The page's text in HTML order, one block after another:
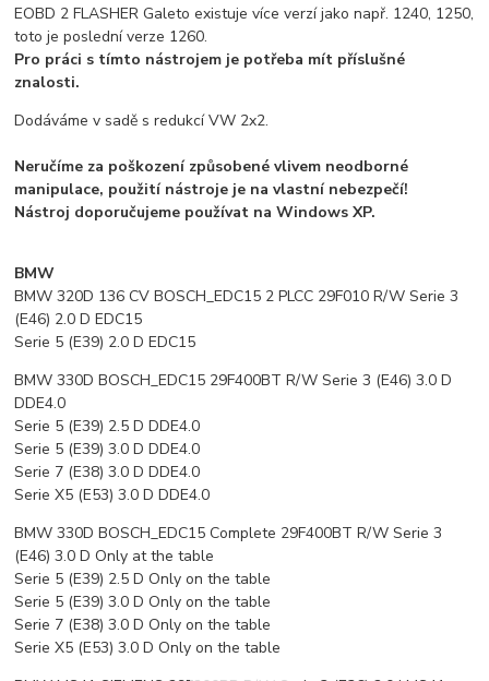
EOBD 2 FLASHER Galeto existuje více verzí jako např. 1240, 1250,
toto je poslední verze 1260.
Pro práci s tímto nástrojem je potřeba mít příslušné
znalosti.
Dodáváme v sadě s redukcí VW 2x2.
Neručíme za poškození způsobené vlivem neodborné
manipulace, použití nástroje je na vlastní nebezpečí!
Nástroj doporučujeme používat na Windows XP.
BMW
BMW 320D 136 CV BOSCH_EDC15 2 PLCC 29F010 R/W Serie 3
(E46) 2.0 D EDC15
Serie 5 (E39) 2.0 D EDC15
BMW 330D BOSCH_EDC15 29F400BT R/W Serie 3 (E46) 3.0 D
DDE4.0
Serie 5 (E39) 2.5 D DDE4.0
Serie 5 (E39) 3.0 D DDE4.0
Serie 7 (E38) 3.0 D DDE4.0
Serie X5 (E53) 3.0 D DDE4.0
BMW 330D BOSCH_EDC15 Complete 29F400BT R/W Serie 3
(E46) 3.0 D Only at the table
Serie 5 (E39) 2.5 D Only on the table
Serie 5 (E39) 3.0 D Only on the table
Serie 7 (E38) 3.0 D Only on the table
Serie X5 (E53) 3.0 D Only on the table